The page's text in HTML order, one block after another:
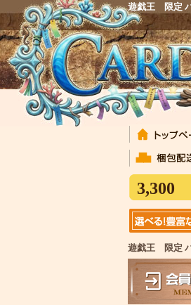
遊戯王 限定 パ
3,300
遊戯王 限定 パ